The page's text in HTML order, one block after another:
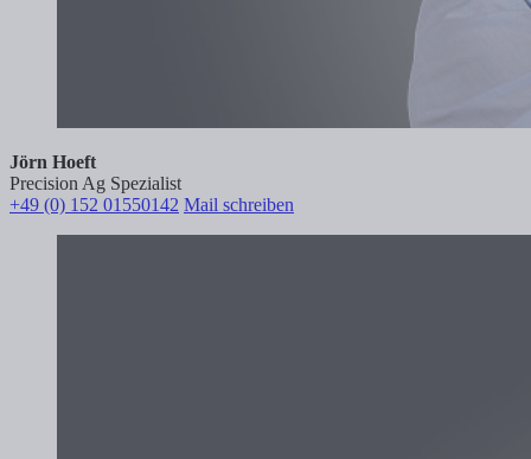
Jörn Hoeft
Precision Ag Spezialist
+49 (0) 152 01550142 Mail schreiben